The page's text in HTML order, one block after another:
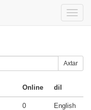
Toggle
Axtar
Online dil
0 English